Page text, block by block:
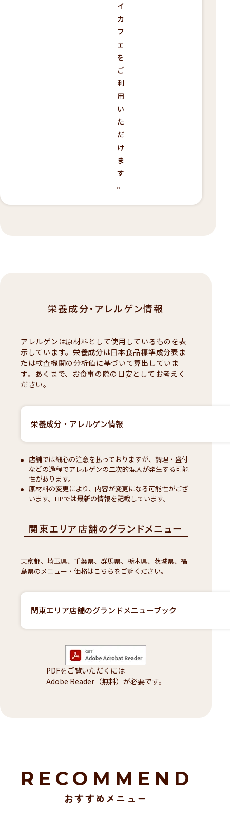
イ
カ
フ
ェ
を
ご
利
用
い
た
だ
け
ま
す
。
栄養成分・アレルゲン情報
アレルゲンは原材料として使用しているものを表
示しています。栄養成分は日本食品標準成分表ま
たは検査機関の分析値に基づいて算出していま
す。あくまで、お食事の際の目安としてお考えく
ださい。
栄養成分・アレルゲン情報
店舗では細心の注意を払っておりますが、調理・盛付
などの過程でアレルゲンの二次的混入が発生する可能
性があります。
原材料の変更により、内容が変更になる可能性がござ
います。HPでは最新の情報を記載しています。
関東エリア店舗のグランドメニュー
東京都、埼玉県、千葉県、群馬県、栃木県、茨城県、福
島県のメニュー・価格はこちらをご覧ください。
関東エリア店舗のグランドメニューブック
PDFをご覧いただくには
Adobe Reader（無料）が必要です。
RECOMMEND
おすすめメニュー